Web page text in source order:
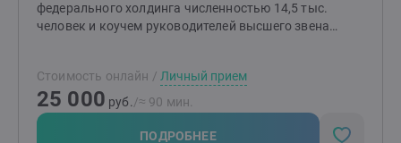
федерального холдинга численностью 14,5 тыс.
человек и коучем руководителей высшего звена
автобиографическая. Психологические травмы,
полученные в детстве, привели меня в психологию и
коучинг, заставили работать над собой, учиться,
изменяться, чтобы почувствовать радость бытия и
Стоимость онлайн / Личный прием
25 000 руб./≈ 90 мин.
ПОДРОБНЕЕ